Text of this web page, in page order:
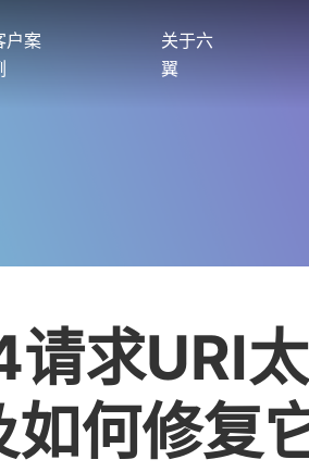
户案
关于六
翼
求URI
如何修复